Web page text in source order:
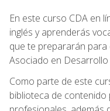
En este curso CDA en
inglés y aprenderás
que te prepararán
Asociado en
Como parte de este
biblioteca de